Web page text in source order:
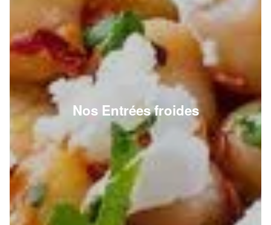
Nos Entrées froides